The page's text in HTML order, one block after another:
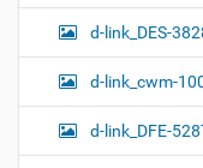
d-link_DES-
d-link_cwm-
d-link_DFE-